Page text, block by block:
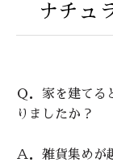
ナチュ
Ｑ．家を建てる
りましたか？
Ａ．雑貨集めが